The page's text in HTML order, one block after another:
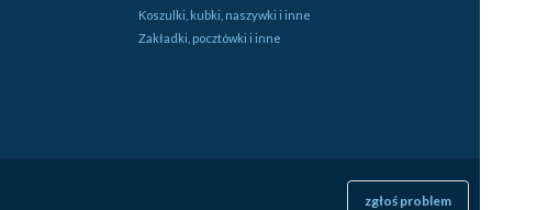
Koszulki, kubki, naszywki i inne
Zakładki, pocztówki i inne
zgłoś problem